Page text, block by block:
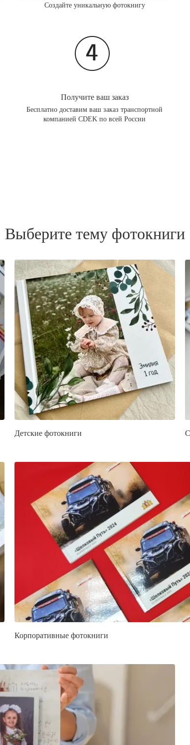
Создайте уникальную фотокнигу
Получите ваш заказ
Бесплатно доставим ваш заказ транспортной
компанией CDEK по всей России
Выберите тему фотокниги
Детские фотокниги
Корпоративные фотокниги